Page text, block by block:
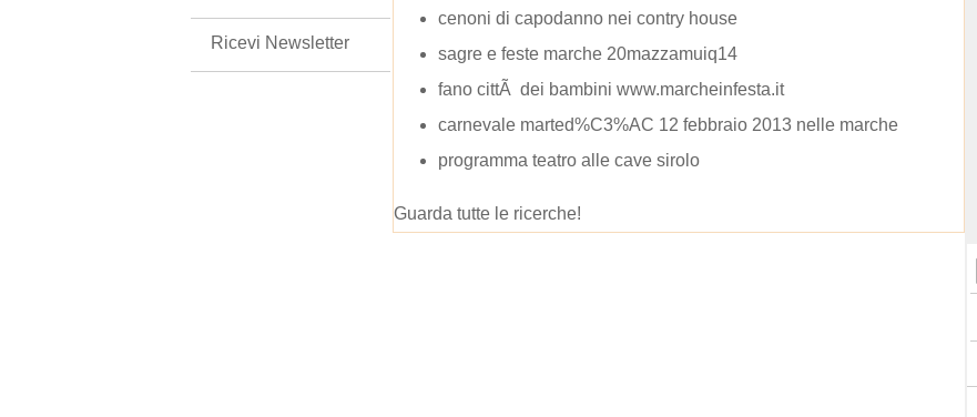
cenoni di capodanno nei contry house
sagre e feste marche 20mazzamuiq14
fano cittÃ dei bambini www.marcheinfesta.it
carnevale marted%C3%AC 12 febbraio 2013 nelle marche
programma teatro alle cave sirolo
Guarda tutte le ricerche!
Ricevi Newsletter